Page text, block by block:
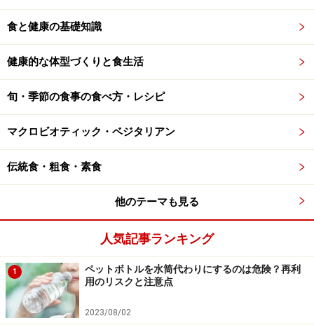
す。カテキンとは、緑茶の苦渋味成分であるポリフェノ
ールの一種で、強い抗酸化作用や抗菌作用を持ち、体脂
肪低減、コレステロール低下などに関与する機能性成分
です。加えて、カテキンは直接神経細胞を保護する働き
があることも報告されています。
2つ目は、 「血圧を下げる作用」
により、緑茶には血圧を低下させる可能性があることが
し、脳の健康につながると言われています。
「テアニンによるリラックス効果」
アニンはお茶特有のアミノ酸で、ストレス軽減や血圧上
昇の抑制に関与するとされています。
各作用の強さには個人差がありますが、これらの働きが
食と健康の基礎知識
健康的な体型づくりと食生活
旬・季節の食事の食べ方・レシピ
マクロビオティック・ベジタリアン
伝統食・粗食・素食
他のテーマも見る
人気記事ランキング
1
ペットボトルを水筒代わりにするのは危険？再利
用のリスクと注意点
2023/08/02